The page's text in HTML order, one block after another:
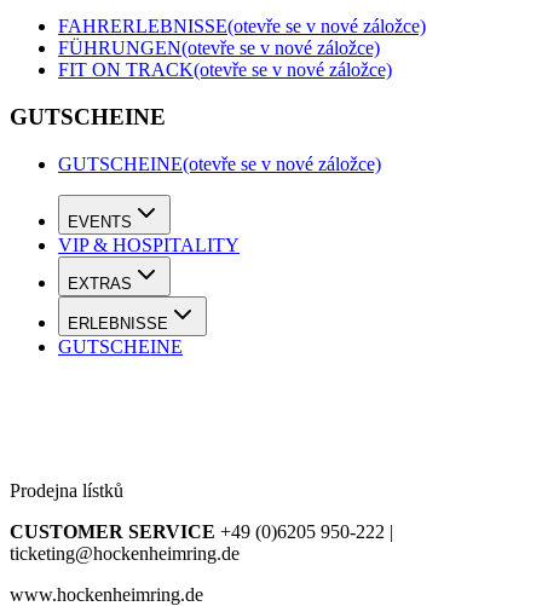
FAHRERLEBNISSE(otevře se v nové záložce)
FÜHRUNGEN(otevře se v nové záložce)
FIT ON TRACK(otevře se v nové záložce)
GUTSCHEINE
GUTSCHEINE(otevře se v nové záložce)
EVENTS
VIP & HOSPITALITY
EXTRAS
ERLEBNISSE
GUTSCHEINE
Prodejna lístků
CUSTOMER SERVICE +49 (0)6205 950-222 |
ticketing@hockenheimring.de
www.hockenheimring.de